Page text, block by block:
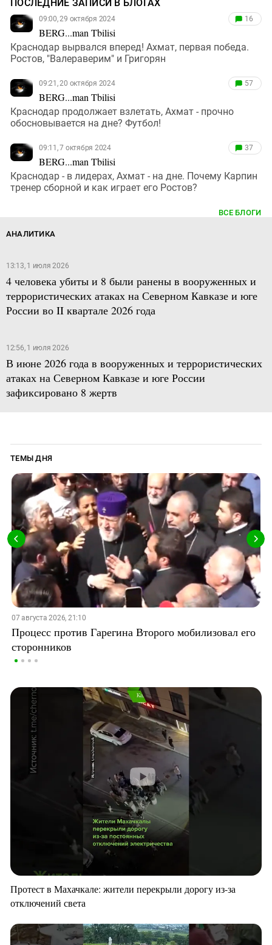
ПОСЛЕДНИЕ ЗАПИСИ В БЛОГАХ
09:00, 29 октября 2024
BERG...man Tbilisi
16
Краснодар вырвался вперед! Ахмат, первая победа.
Ростов, "Валераверим" и Григорян
09:21, 20 октября 2024
BERG...man Tbilisi
57
Краснодар продолжает взлетать, Ахмат - прочно
обосновывается на дне? Футбол!
09:11, 7 октября 2024
BERG...man Tbilisi
37
Краснодар - в лидерах, Ахмат - на дне. Почему Карпин
тренер сборной и как играет его Ростов?
ВСЕ БЛОГИ
АНАЛИТИКА
13:13, 1 июля 2026
4 человека убиты и 8 были ранены в вооруженных и
террористических атаках на Северном Кавказе и юге
России во II квартале 2026 года
12:56, 1 июля 2026
В июне 2026 года в вооруженных и террористических
атаках на Северном Кавказе и юге России
зафиксировано 8 жертв
ТЕМЫ ДНЯ
07 августа 2026, 21:10
Процесс против Гарегина Второго мобилизовал его
сторонников
Протест в Махачкале: жители перекрыли дорогу из-за
отключений света